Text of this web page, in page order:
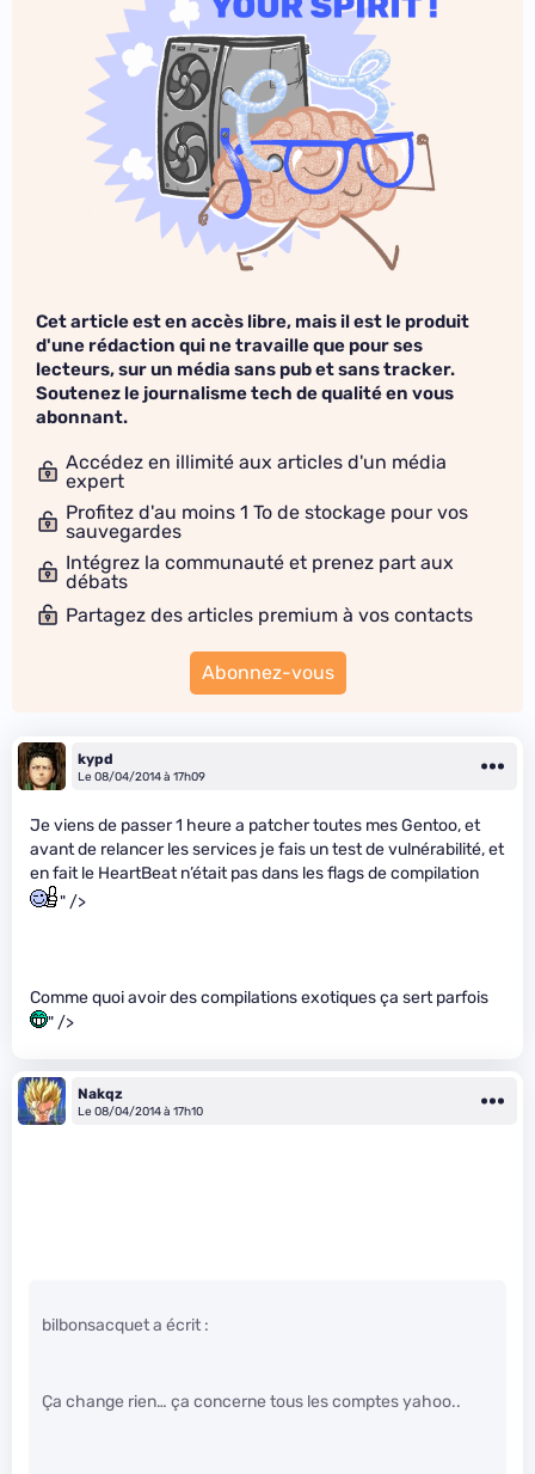
Cet article est en accès libre, mais il est le produit
d'une rédaction qui ne travaille que pour ses
lecteurs, sur un média sans pub et sans tracker.
Soutenez le journalisme tech de qualité en vous
abonnant.
Accédez en illimité aux articles d'un média
expert
Profitez d'au moins 1 To de stockage pour vos
sauvegardes
Intégrez la communauté et prenez part aux
débats
Partagez des articles premium à vos contacts
Abonnez-vous
kypd
Le 08/04/2014 à 17h09
Je viens de passer 1 heure a patcher toutes mes Gentoo, et
avant de relancer les services je fais un test de vulnérabilité, et
en fait le HeartBeat n’était pas dans les flags de compilation
" />
Comme quoi avoir des compilations exotiques ça sert parfois
" />
Nakqz
Le 08/04/2014 à 17h10
bilbonsacquet a écrit :
Ça change rien… ça concerne tous les comptes yahoo..